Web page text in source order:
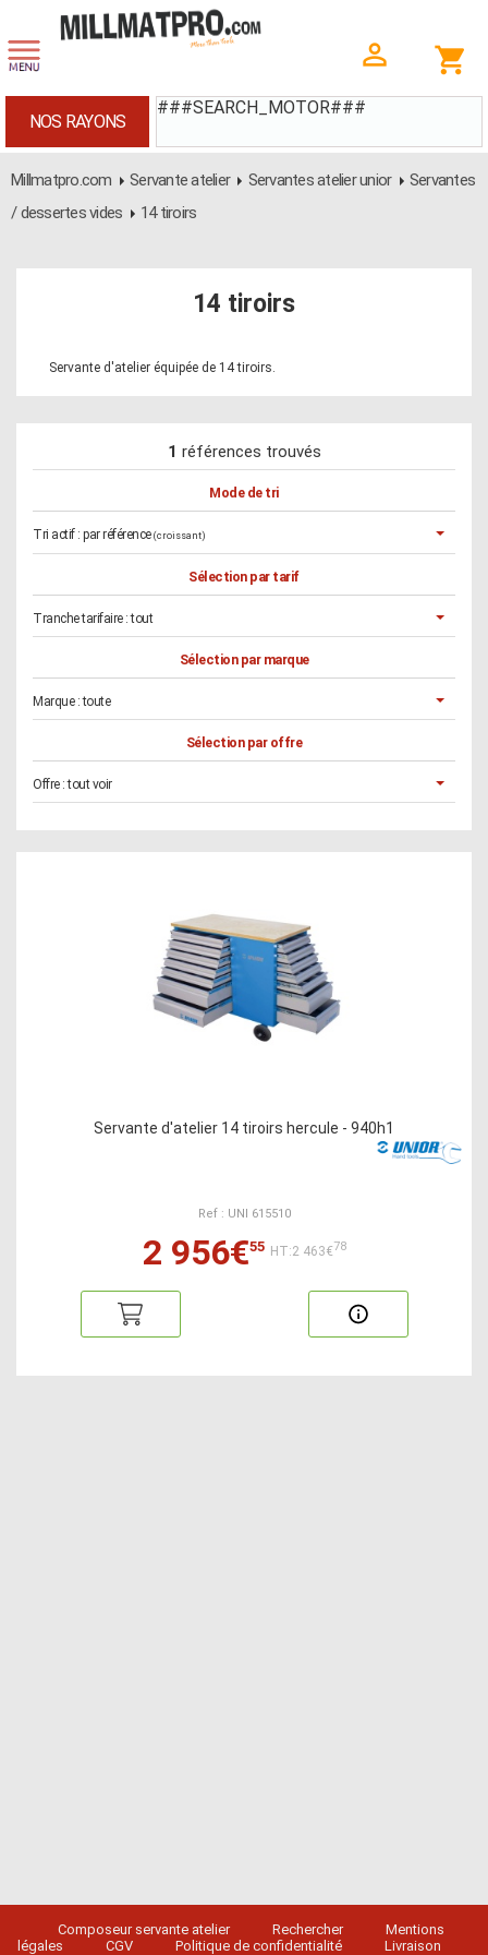
###SEARCH_MOTOR###
NOS RAYONS
Millmatpro.com Servante atelier Servantes atelier unior
Servantes
/ dessertes vides
14 tiroirs
14 tiroirs
Servante d'atelier équipée de 14 tiroirs.
1 références trouvés
Mode de tri
Tri actif : par référence (croissant)
Sélection par tarif
Tranche tarifaire :tout
Sélection par marque
Marque :toute
Sélection par offre
Offre :tout voir
Servante d'atelier 14 tiroirs hercule - 940h1
Ref : UNI 615510
2 956€55 HT:2 463€78
Composeur servante atelier Rechercher
Mentions
légales
CGV Politique de confidentialité Livraison